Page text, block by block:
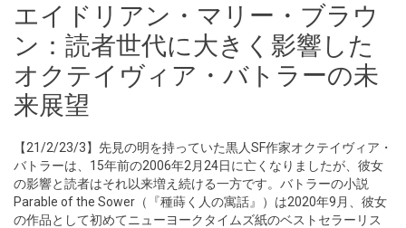
エイドリアン・マリー・ブラウ
ン：読者世代に大きく影響した
オクテイヴィア・バトラーの未
来展望
【21/2/23/3】先見の明を持っていた黒人SF作家オクテイヴィア・
バトラーは、15年前の2006年2月24日に亡くなりましたが、彼女
の影響と読者はそれ以来増え続ける一方です。バトラーの小説
Parable of the Sower（『種蒔く人の寓話』）は2020年9月、彼女
の作品として初めてニューヨークタイムズ紙のベストセラーリス